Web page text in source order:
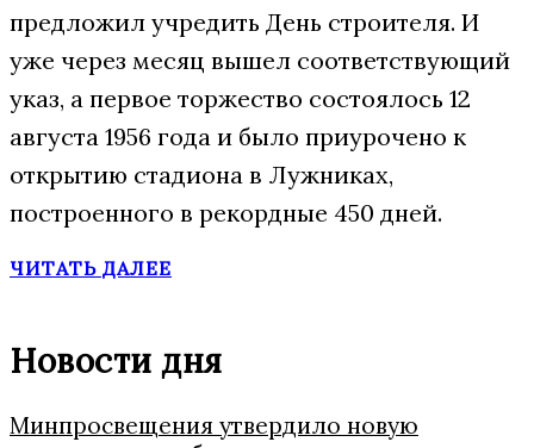
предложил учредить День строителя. И
уже через месяц вышел соответствующий
указ, а первое торжество состоялось 12
августа 1956 года и было приурочено к
открытию стадиона в Лужниках,
построенного в рекордные 450 дней.
ЧИТАТЬ ДАЛЕЕ
Новости дня
Минпросвещения утвердило новую